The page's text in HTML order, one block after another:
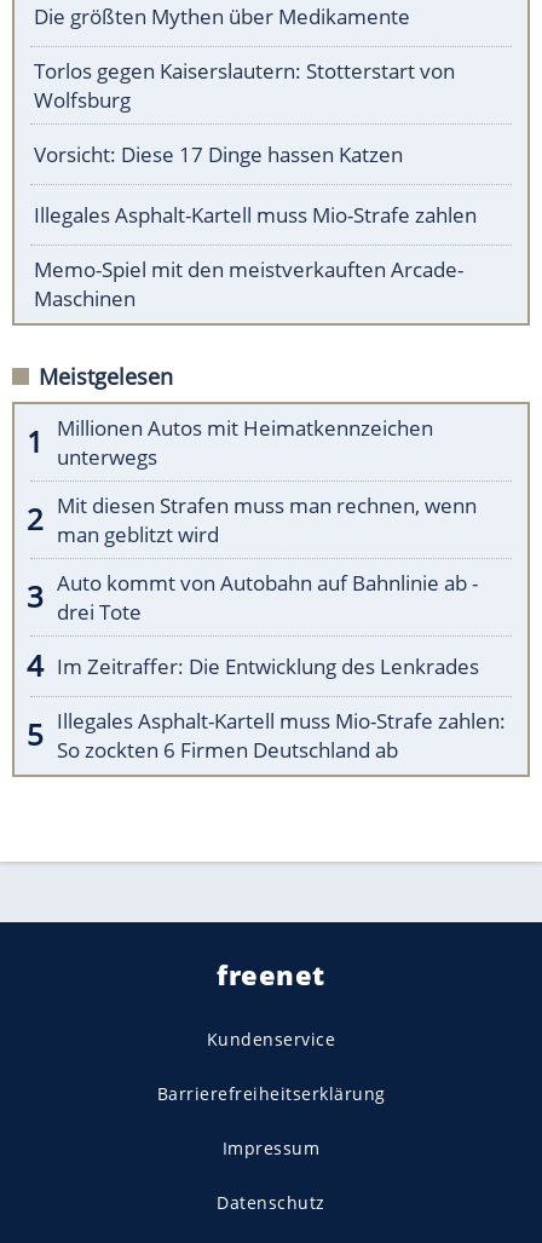
Die größten Mythen über Medikamente
Torlos gegen Kaiserslautern: Stotterstart von
Wolfsburg
Vorsicht: Diese 17 Dinge hassen Katzen
Illegales Asphalt-Kartell muss Mio-Strafe zahlen
Memo-Spiel mit den meistverkauften Arcade-
Maschinen
Meistgelesen
Millionen Autos mit Heimatkennzeichen
unterwegs
Mit diesen Strafen muss man rechnen, wenn
man geblitzt wird
Auto kommt von Autobahn auf Bahnlinie ab -
drei Tote
Im Zeitraffer: Die Entwicklung des Lenkrades
Illegales Asphalt-Kartell muss Mio-Strafe zahlen:
So zockten 6 Firmen Deutschland ab
freenet
Kundenservice
Barrierefreiheitserklärung
Impressum
Datenschutz